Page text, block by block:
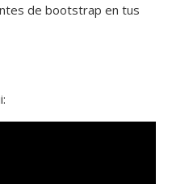
de bootstrap en tus